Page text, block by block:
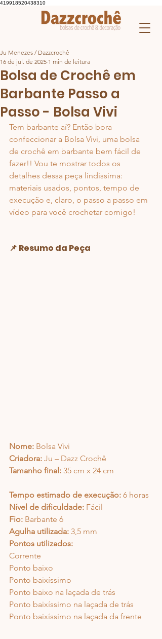
419918520438310
Bolsa de Crochê em
Barbante Passo a
Passo - Bolsa Vivi
Ju Menezes / Dazzcrochê
16 de jul. de 2025 1 min de leitura
Tem barbante aí? Então bora
confeccionar a Bolsa Vivi, uma bolsa
de crochê em barbante bem fácil de
fazer!! Vou te mostrar todos os
detalhes dessa peça lindíssima:
materiais usados, pontos, tempo de
execução e, claro, o passo a passo em
vídeo para você crochetar comigo!
📌 Resumo da Peça
Nome: Bolsa Vivi
Criadora: Ju – Dazz Crochê
Tamanho final: 35 cm x 24 cm
Tempo estimado de execução: 6 horas
Nível de dificuldade: Fácil
Fio: Barbante 6
Agulha utilizada: 3,5 mm
Pontos utilizados:
Corrente
Ponto baixo
Ponto baixíssimo
Ponto baixo na laçada de trás
Ponto baixíssimo na laçada de trás
Ponto baixíssimo na laçada da frente